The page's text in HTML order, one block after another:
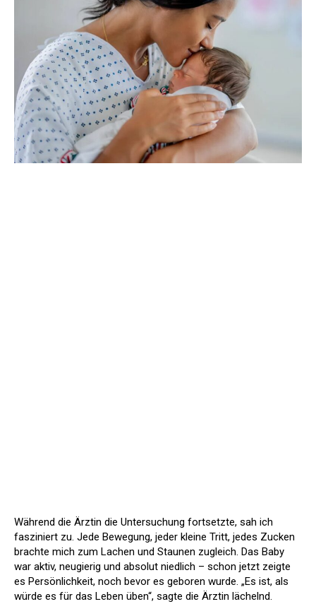
Während die Ärztin die Untersuchung fortsetzte, sah ich
fasziniert zu. Jede Bewegung, jeder kleine Tritt, jedes Zucken
brachte mich zum Lachen und Staunen zugleich. Das Baby
war aktiv, neugierig und absolut niedlich – schon jetzt zeigte
es Persönlichkeit, noch bevor es geboren wurde. „Es ist, als
würde es für das Leben üben“, sagte die Ärztin lächelnd.